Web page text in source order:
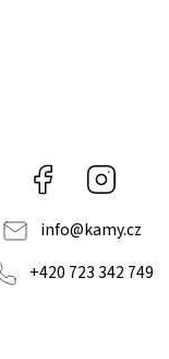
Facebook
info@kamy.cz
+420 723 342 749